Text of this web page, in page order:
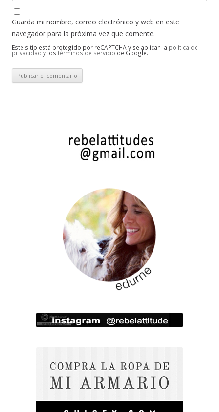
Guarda mi nombre, correo electrónico y web en este
navegador para la próxima vez que comente.
Este sitio está protegido por reCAPTCHA y se aplican la política de
privacidad y los términos de servicio de Google.